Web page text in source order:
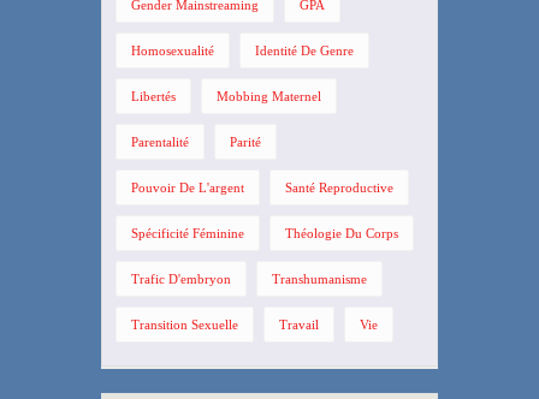
Gender Mainstreaming GPA
Homosexualité Identité De Genre
Libertés Mobbing Maternel
Parentalité Parité
Pouvoir De L'argent Santé Reproductive
Spécificité Féminine Théologie Du Corps
Trafic D'embryon Transhumanisme
Transition Sexuelle Travail Vie